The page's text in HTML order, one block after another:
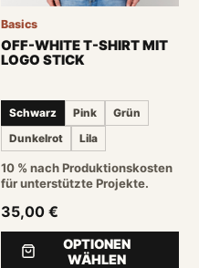
Basics
OFF-WHITE T-SHIRT MIT
LOGO STICK
Schwarz Pink
Grün
Dunkelrot
Lila
10 % nach Produktionskosten
für unterstützte Projekte.
35,00 €
OPTIONEN
WÄHLEN